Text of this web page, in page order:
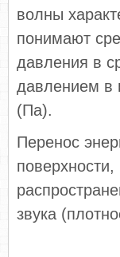
волны
понимают
давления в
давлением в
(Па).
Перенос
звука